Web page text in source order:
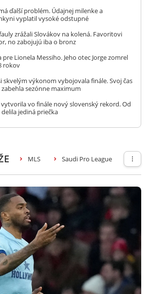
ďalší problém. Údajnej milenke a
vyplatil vysoké odstupné
zrážali Slovákov na kolená. Favoritovi
no zabojujú iba o bronz
pre Lionela Messiho. Jeho otec Jorge zomrel
rokov
skvelým výkonom vybojovala finále. Svoj čas
zabehla sezónne maximum
vo finále nový slovenský rekord. Od
jediná priečka
MLS Saudi Pro League